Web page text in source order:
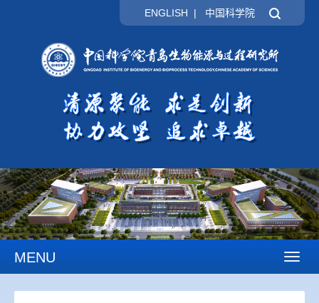
ENGLISH | 中国科学院
MENU